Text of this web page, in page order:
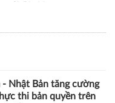
- Nhật Bản tăng cường
thi bản quyền trên